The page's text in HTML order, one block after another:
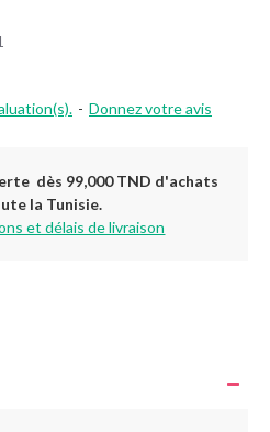
- Donnez votre avis
dès 99,000 TND d'achats
la Tunisie.
et délais de livraison